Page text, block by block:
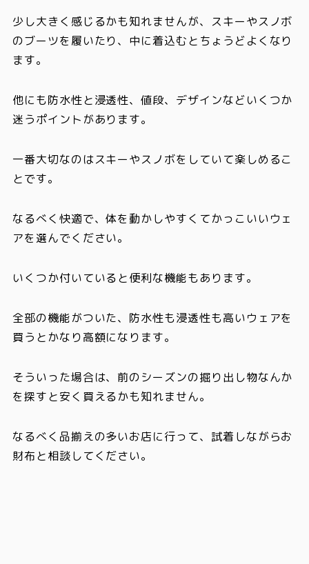
少し大きく感じるかも知れませんが、スキーやスノボ
のブーツを履いたり、中に着込むとちょうどよくなり
ます。
他にも防水性と浸透性、値段、デザインなどいくつか
迷うポイント があります。
一番大切なのはスキーやスノボをしていて楽しめるこ
とです。
なるべく快適で、体を動かしやすくてかっこいいウェ
アを選んでください。
いくつか付いていると便利な機能もあります。
全部の機能がついた、防水性も浸透性も高いウェアを
買うとかなり高額になります。
そういった場合は、 前のシーズンの掘り出し物なんか
を探すと安く買えるかも知れません。
なるべく品揃えの多いお店に行って、試着しながらお
財布と相談してください。